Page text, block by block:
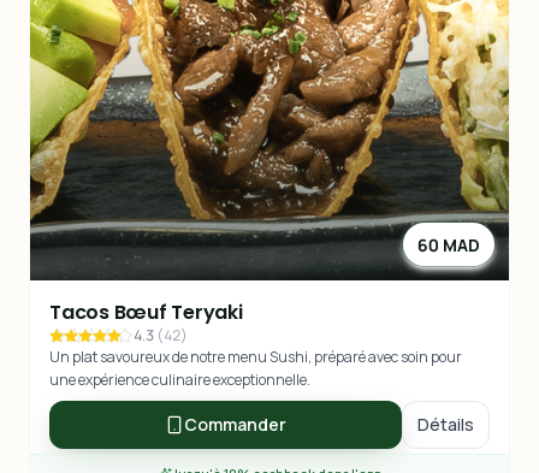
60 MAD
Tacos Bœuf Teryaki
4.3 (42)
Un plat savoureux de notre menu Sushi, préparé avec soin pour
une expérience culinaire exceptionnelle.
Commander Détails